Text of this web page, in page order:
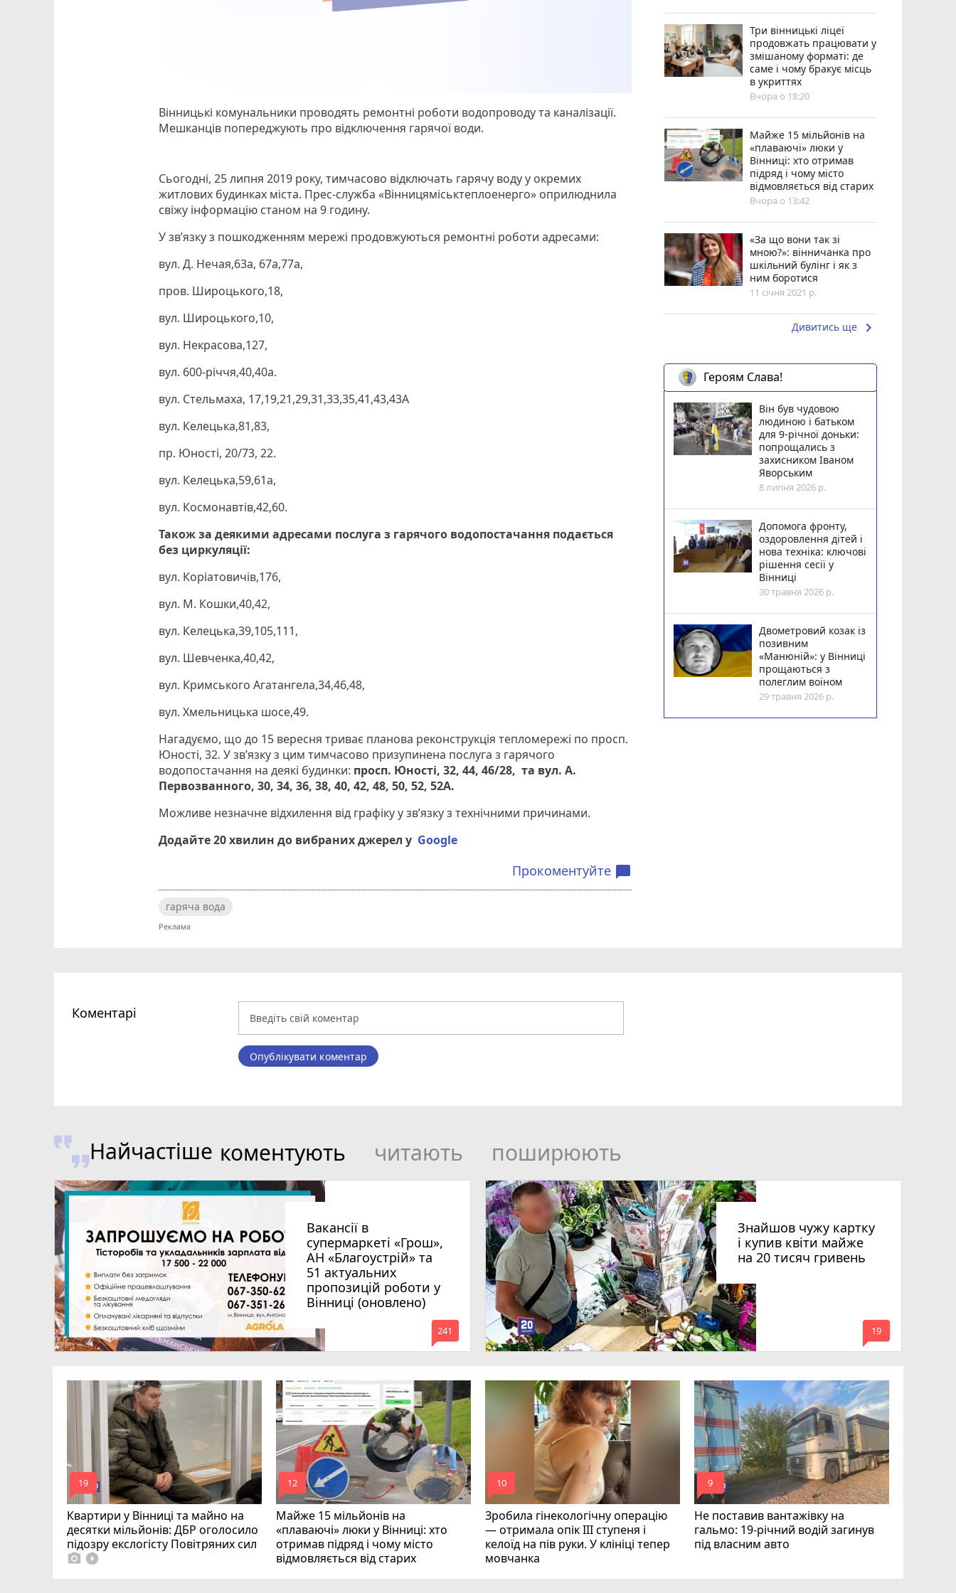
Вінницькі комунальники проводять ремонтні роботи водопроводу та каналізації.
Мешканців попереджують про відключення гарячої води.
Сьогодні, 25 липня 2019 року, тимчасово відключать гарячу воду у окремих
житлових будинках міста. Прес-служба «Вінницяміськтеплоенерго» оприлюднила
свіжу інформацію станом на 9 годину.
У зв’язку з пошкодженням мережі продовжуються ремонтні роботи адресами:
вул. Д. Нечая,63а, 67а,77а,
пров. Широцького,18,
вул. Широцького,10,
вул. Некрасова,127,
вул. 600-річчя,40,40а.
вул. Стельмаха, 17,19,21,29,31,33,35,41,43,43А
вул. Келецька,81,83,
пр. Юності, 20/73, 22.
вул. Келецька,59,61а,
вул. Космонавтів,42,60.
Також за деякими адресами послуга з гарячого водопостачання подається
без циркуляції:
вул. Коріатовичів,176,
вул. М. Кошки,40,42,
вул. Келецька,39,105,111,
вул. Шевченка,40,42,
вул. Кримського Агатангела,34,46,48,
вул. Хмельницька шосе,49.
Нагадуємо, що до 15 вересня триває планова реконструкція тепломережі по просп.
Юності, 32. У зв’язку з цим тимчасово призупинена послуга з гарячого
водопостачання на деякі будинки: просп. Юності, 32, 44, 46/28, та вул. А.
Первозванного, 30, 34, 36, 38, 40, 42, 48, 50, 52, 52А.
Можливе незначне відхилення від графіку у зв’язку з технічними причинами.
Додайте 20 хвилин до вибраних джерел у Google
Прокоментуйте chat_bubble
гаряча вода
Три вінницькі ліцеї
продовжать працювати у
змішаному форматі: де
саме і чому бракує місць
в укриттях
Вчора о 18:20
Майже 15 мільйонів на
«плаваючі» люки у
Вінниці: хто отримав
підряд і чому місто
відмовляється від старих
Вчора о 13:42
«За що вони так зі
мною?»: вінничанка про
шкільний булінг і як з
ним боротися
11 січня 2021 р.
Дивитись ще keyboard_arrow_right
Героям Слава!
Він був чудовою
людиною і батьком
для 9-річної доньки:
попрощались з
захисником Іваном
Яворським
8 липня 2026 р.
Допомога фронту,
оздоровлення дітей і
нова техніка: ключові
рішення сесії у
Вінниці
30 травня 2026 р.
Двометровий козак із
позивним
«Манюній»: у Вінниці
прощаються з
полеглим воїном
29 травня 2026 р.
Коментарі
Опублікувати коментар
Найчастіше коментують читають поширюють
Вакансії в
супермаркеті «Грош»,
АН «Благоустрій» та
51 актуальних
пропозицій роботи у
Вінниці (оновлено)
mode_comment
241
Знайшов чужу картку
і купив квіти майже
на 20 тисяч гривень
mode_comment
19
Квартири у Вінниці та майно на
десятки мільйонів: ДБР оголосило
підозру екслогісту Повітряних сил
photo_camera play_circle_filled
mode_comment
19
Майже 15 мільйонів на
«плаваючі» люки у Вінниці: хто
отримав підряд і чому місто
відмовляється від старих
mode_comment
12
Зробила гінекологічну операцію
— отримала опік ІІІ ступеня і
келоїд на пів руки. У клініці тепер
мовчанка
mode_comment
10
Не поставив вантажівку на
гальмо: 19-річний водій загинув
під власним авто
mode_comment
9